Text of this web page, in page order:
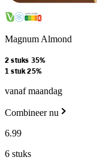
Magnum Almond
2 stuks 35%
1 stuk 25%
vanaf maandag
Combineer nu
6.99
6 stuks